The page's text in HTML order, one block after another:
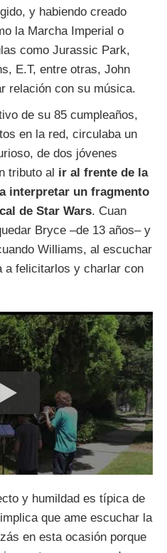
y habiendo creado
la Marcha Imperial o
como Jurassic Park,
E.T, entre otras, John
relación con su música.
de su 85 cumpleaños,
en la red, circulaba un
de dos jóvenes
tributo al ir al frente de la
interpretar un fragmento
de Star Wars. Cuan
Bryce –de 13 años– y
Williams, al escuchar
a felicitarlos y charlar con
y humildad es típica de
que ame escuchar la
en esta ocasión porque